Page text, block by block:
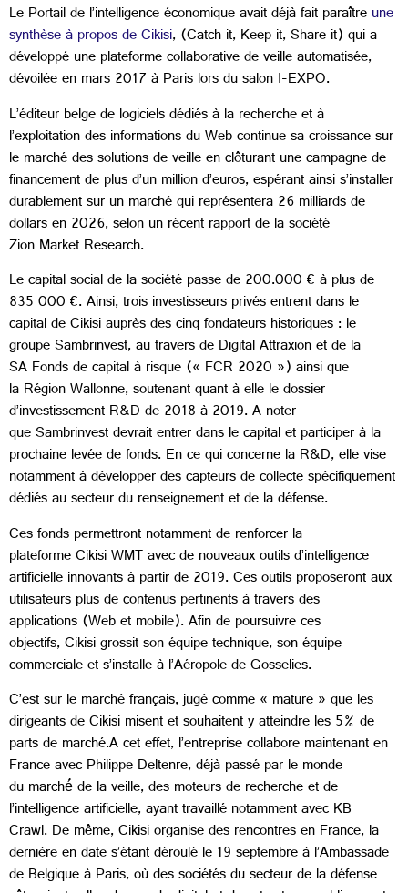
Le Portail de l’intelligence économique avait déjà fait paraîtreune
synthèse à propos de Cikisi, (Catch it, Keep it, Share it) qui a
développé une plateforme collaborative de veille automatisée,
dévoilée en mars 2017 à Paris lors du salon I-EXPO.
L’éditeur belge de logiciels dédiés à la recherche et à
l’exploitation des informations du Web continue sa croissance sur
le marché des solutions de veille en clôturant une campagne de
financement de plus d’un million d’euros, espérant ainsi s’installer
durablement sur un marché qui représentera 26 milliards de
dollars en 2026, selon un récent rapport de la société
Zion Market Research.
Le capital social de la société passe de 200.000 € à plus de
835 000 €. Ainsi, trois investisseurs privés entrent dans le
capital de Cikisi auprès des cinq fondateurs historiques : le
groupe Sambrinvest, au travers de Digital Attraxion et de la
SA Fonds de capital à risque (« FCR 2020 ») ainsi que
la Région Wallonne, soutenant quant à elle le dossier
d’investissement R&D de 2018 à 2019. A noter
que Sambrinvest devrait entrer dans le capital et participer à la
prochaine levée de fonds. En ce qui concerne la R&D, elle vise
notamment à développer des capteurs de collecte spécifiquement
dédiés au secteur du renseignement et de la défense.
Ces fonds permettront notamment de renforcer la
plateforme Cikisi WMT avec de nouveaux outils d’intelligence
artificielle innovants à partir de 2019. Ces outils proposeront aux
utilisateurs plus de contenus pertinents à travers des
applications (Web et mobile). Afin de poursuivre ces
objectifs, Cikisi grossit son équipe technique, son équipe
commerciale et s’installe à l’Aéropole de Gosselies.
C’est sur le marché français, jugé comme « mature » que les
dirigeants de Cikisi misent et souhaitent y atteindre les 5% de
parts de marché.A cet effet, l’entreprise collabore maintenant en
France avec Philippe Deltenre, déjà passé par le monde
du marché́ de la veille, des moteurs de recherche et de
l’intelligence artificielle, ayant travaillé notamment avec KB
Crawl. De même, Cikisi organise des rencontres en France, la
dernière en date s’étant déroulé le 19 septembre à l’Ambassade
de Belgique à Paris, où des sociétés du secteur de la défense